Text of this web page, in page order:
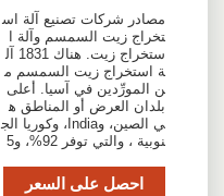
مصادر شركات تصنيع آلة اس
تخراج زيت السمسم وآلة ا
ستخراج زيت. هناك 1831 آل
ة استخراج زيت السمسم م
ن المورِّدين في آسيا. أعلى
بلدان العرض أو المناطق ه
ي الصين، وIndia، وكوريا الج
نوبية ، والتي توفر 92%، و5
احصل على السعر